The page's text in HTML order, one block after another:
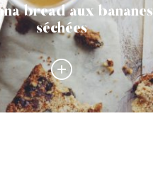
bread aux bananes
séchées